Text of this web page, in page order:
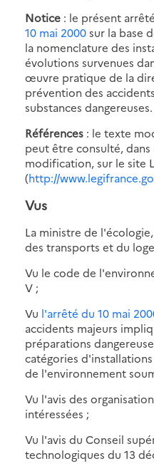
Notice : le présent
10 mai 2000sur la base
la nomenclature des
évolutions survenues
œuvre pratique de la
prévention des
substances dangereuses.
Références : le texte
peut être consulté,
modification, sur le site
(http://
Vus
La ministre de
des transports et du
Vu le code de
V ;
Vu l'arrêté du 10 mai
accidents majeurs
préparations
catégories
de l'environnement
Vu l'avis des
intéressées ;
Vu l'avis du Conseil
technologiques du 13